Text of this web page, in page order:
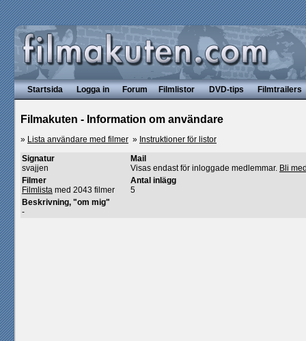
Startsida Logga in Forum Filmlistor DVD-tips Filmtrailers
Filmakuten - Information om användare
» Lista användare med filmer » Instruktioner för listor
Signatur
svajjen
Mail
Visas endast för inloggade medlemmar. Bli
Filmer
Filmlista med 2043 filmer
Antal inlägg
5
Beskrivning, "om mig"
-